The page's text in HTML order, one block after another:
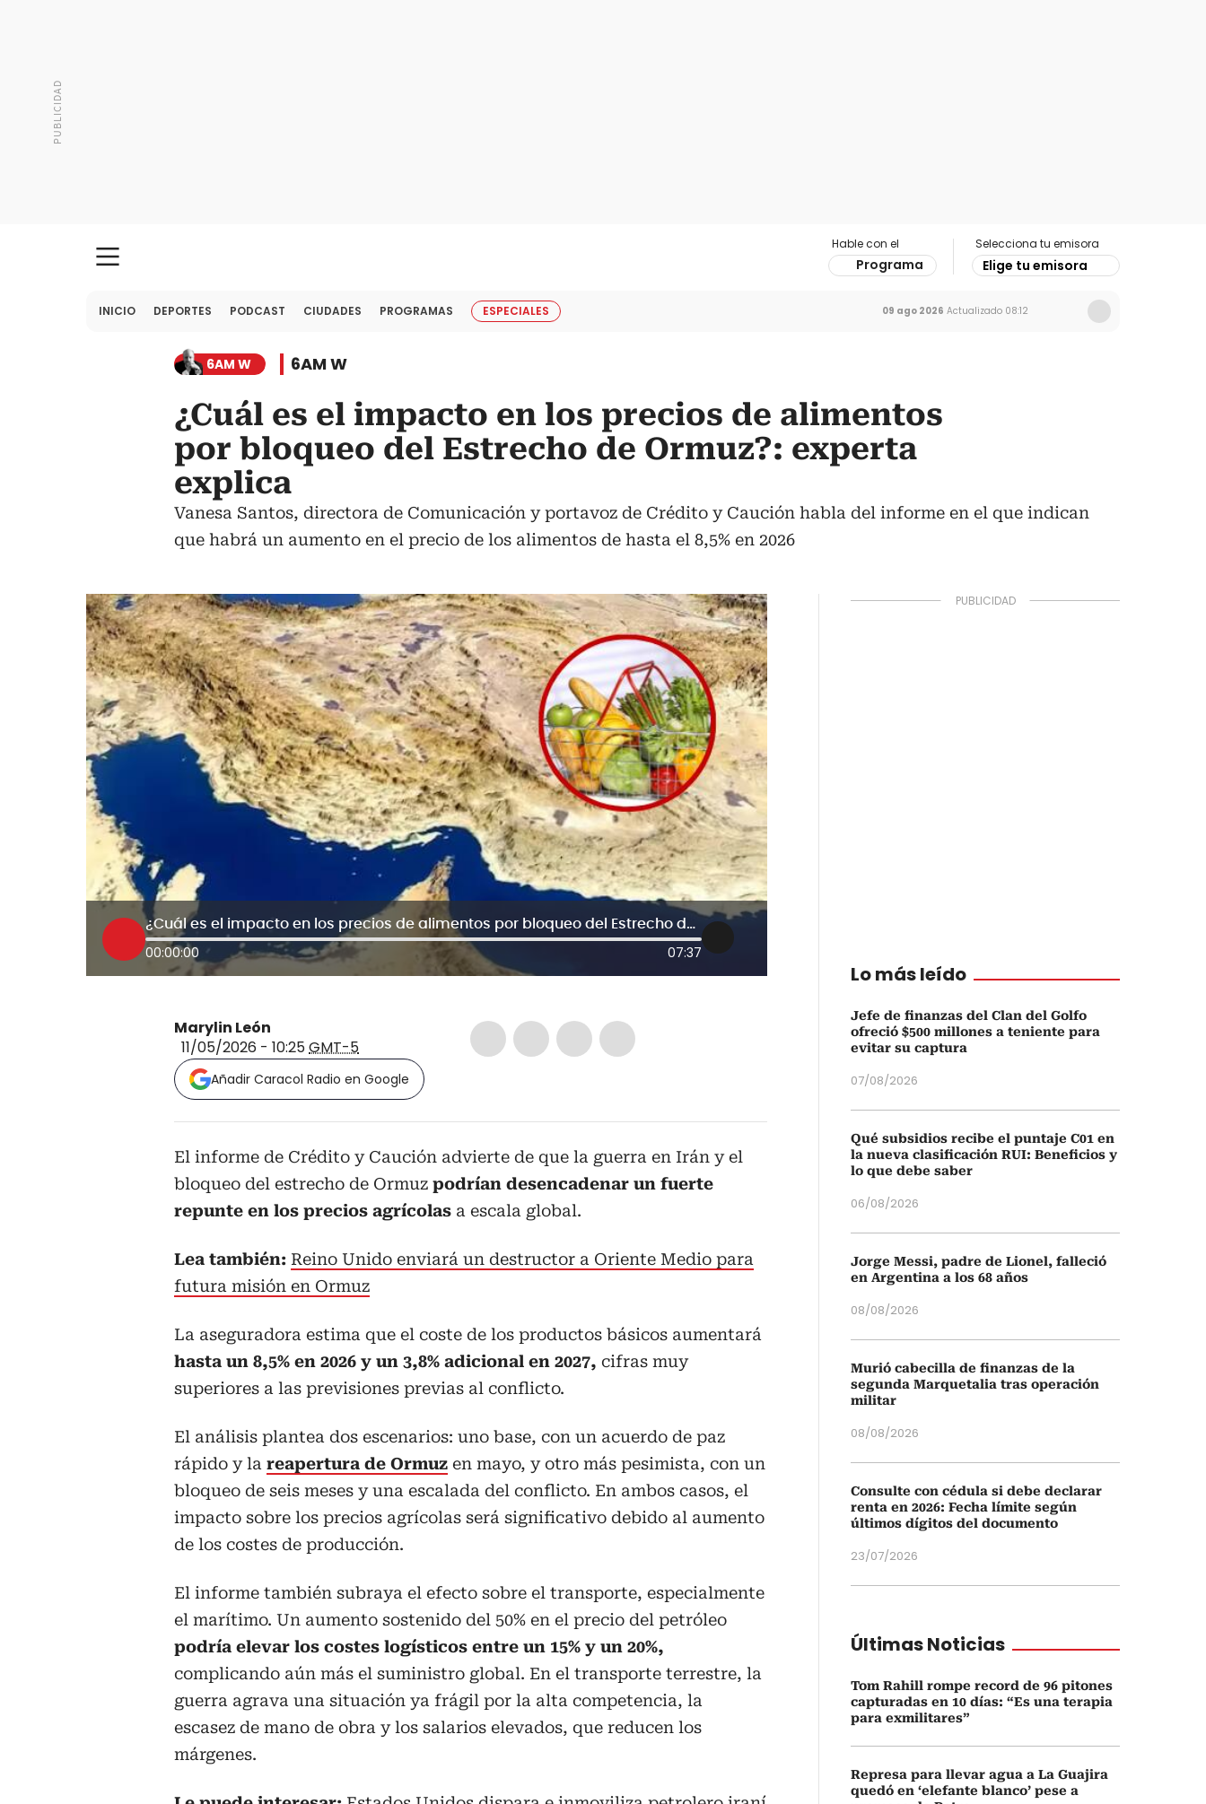
Hable con el
Programa
Selecciona tu emisora
Elige tu emisora
INICIO DEPORTES PODCAST CIUDADES PROGRAMAS ESPECIALES 09 ago 2026 Actualizado 08:12
6AM W 6AM W
¿Cuál es el impacto en los precios de alimentos
por bloqueo del Estrecho de Ormuz?: experta
explica
Vanesa Santos, directora de Comunicación y portavoz de Crédito y Caución habla del informe en el que indican
que habrá un aumento en el precio de los alimentos de hasta el 8,5% en 2026
¿Cuál es el impacto en los precios de alimentos por bloqueo del Estrecho de Ormuz?: experta explica
00:00:00 07:37
Marylin León
11/05/2026 - 10:25GMT-5
Añadir Caracol Radio en Google
El informe de Crédito y Caución advierte de que la guerra en Irán y el
bloqueo del estrecho de Ormuz podrían desencadenar un fuerte
repunte en los precios agrícolas a escala global.
Lea también: Reino Unido enviará un destructor a Oriente Medio para
futura misión en Ormuz
La aseguradora estima que el coste de los productos básicos aumentará
hasta un 8,5% en 2026 y un 3,8% adicional en 2027, cifras muy
superiores a las previsiones previas al conflicto.
El análisis plantea dos escenarios: uno base, con un acuerdo de paz
rápido y la reapertura de Ormuz en mayo, y otro más pesimista, con un
bloqueo de seis meses y una escalada del conflicto. En ambos casos, el
impacto sobre los precios agrícolas será significativo debido al aumento
de los costes de producción.
El informe también subraya el efecto sobre el transporte, especialmente
el marítimo. Un aumento sostenido del 50% en el precio del petróleo
podría elevar los costes logísticos entre un 15% y un 20%,
complicando aún más el suministro global. En el transporte terrestre, la
guerra agrava una situación ya frágil por la alta competencia, la
escasez de mano de obra y los salarios elevados, que reducen los
márgenes.
Lo más leído
Jefe de finanzas del Clan del Golfo
ofreció $500 millones a teniente para
evitar su captura
07/08/2026
Qué subsidios recibe el puntaje C01 en
la nueva clasificación RUI: Beneficios y
lo que debe saber
06/08/2026
Jorge Messi, padre de Lionel, falleció
en Argentina a los 68 años
08/08/2026
Murió cabecilla de finanzas de la
segunda Marquetalia tras operación
militar
08/08/2026
Consulte con cédula si debe declarar
renta en 2026: Fecha límite según
últimos dígitos del documento
23/07/2026
Últimas Noticias
Tom Rahill rompe record de 96 pitones
capturadas en 10 días: “Es una terapia
para exmilitares”
Represa para llevar agua a La Guajira
quedó en ‘elefante blanco’ pese a